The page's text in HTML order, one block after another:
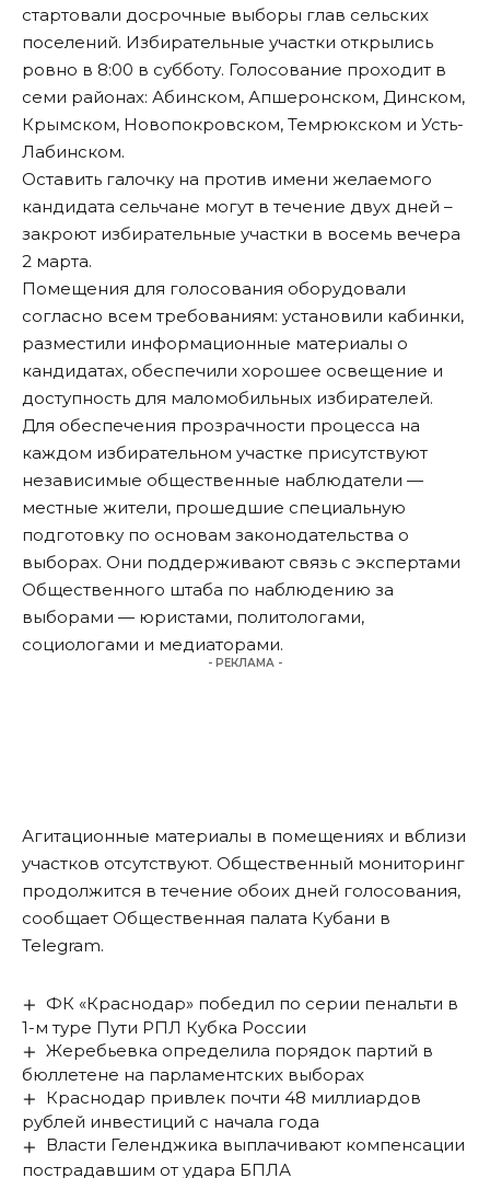
стартовали досрочные выборы глав сельских
поселений. Избирательные участки открылись
ровно в 8:00 в субботу. Голосование проходит в
семи районах: Абинском, Апшеронском, Динском,
Крымском, Новопокровском, Темрюкском и Усть-
Лабинском.
Оставить галочку на против имени желаемого
кандидата сельчане могут в течение двух дней –
закроют избирательные участки в восемь вечера
2 марта.
Помещения для голосования оборудовали
согласно всем требованиям: установили кабинки,
разместили информационные материалы о
кандидатах, обеспечили хорошее освещение и
доступность для маломобильных избирателей.
Для обеспечения прозрачности процесса на
каждом избирательном участке присутствуют
независимые общественные наблюдатели —
местные жители, прошедшие специальную
подготовку по основам законодательства о
выборах. Они поддерживают связь с экспертами
Общественного штаба по наблюдению за
выборами — юристами, политологами,
социологами и медиаторами.
- РЕКЛАМА -
Агитационные материалы в помещениях и вблизи
участков отсутствуют. Общественный мониторинг
продолжится в течение обоих дней голосования,
сообщает Общественная палата Кубани в
Telegram.
ФК «Краснодар» победил по серии пенальти в
1-м туре Пути РПЛ Кубка России
Жеребьевка определила порядок партий в
бюллетене на парламентских выборах
Краснодар привлек почти 48 миллиардов
рублей инвестиций с начала года
Власти Геленджика выплачивают компенсации
пострадавшим от удара БПЛА